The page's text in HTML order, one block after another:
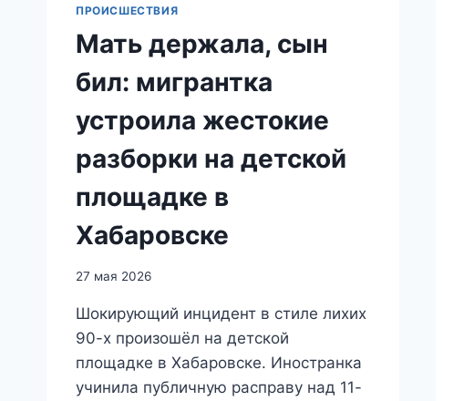
ПРОИСШЕСТВИЯ
Мать держала, сын
бил: мигрантка
устроила жестокие
разборки на детской
площадке в
Хабаровске
27 мая 2026
Шокирующий инцидент в стиле лихих
90-х произошёл на детской
площадке в Хабаровске. Иностранка
учинила публичную расправу над 11-